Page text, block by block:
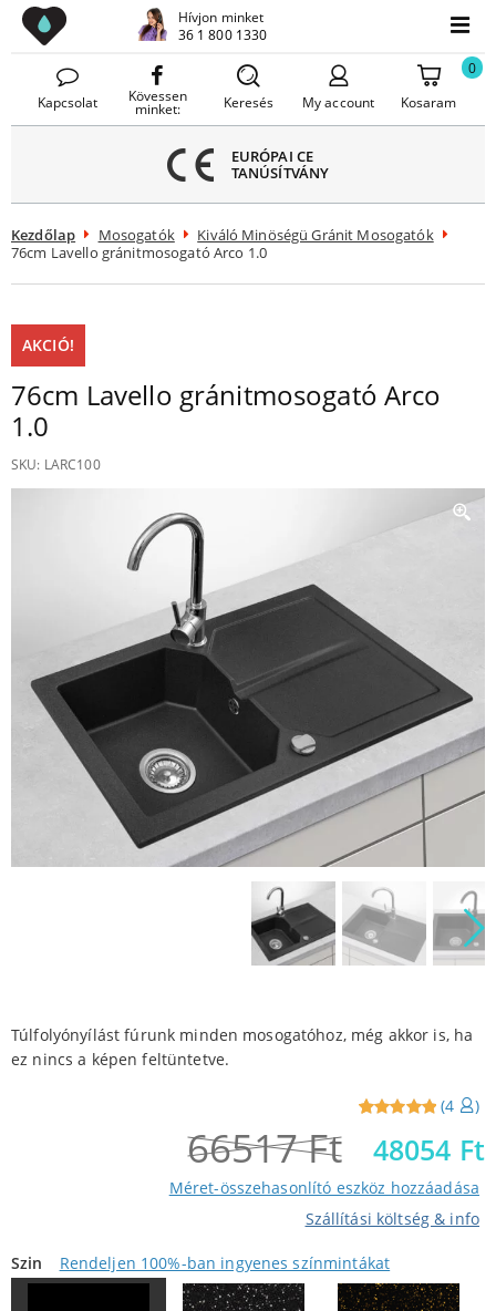
Lavello Mosogatók
Hívjon minket
36 1 800 1330
Kapcsolat Kövessen
minket: Keresés My account Kosaram
0
EURÓPAI CE
TANÚSÍTVÁNY
Kezdőlap Mosogatók
Kiváló Minöségü Gránit Mosogatók
76cm Lavello gránitmosogató Arco 1.0
76cm Lavello gránitmosogató Arco
1.0
AKCIÓ!
SKU: LARC100
Túlfolyónyílást fúrunk minden mosogatóhoz, még akkor is, ha
ez nincs a képen feltüntetve.
out of
5 from
customers
(4 )
66517Ft 48054 Ft
Méret-összehasonlító eszköz hozzáadása
Szállítási költség & info
Szin Rendeljen 100%-ban ingyenes színmintákat